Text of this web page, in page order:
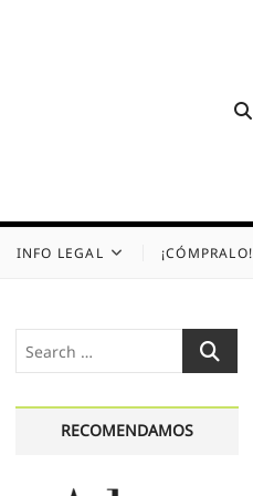
INFO LEGAL ¡CÓMPRALO!
Search
…
RECOMENDAMOS